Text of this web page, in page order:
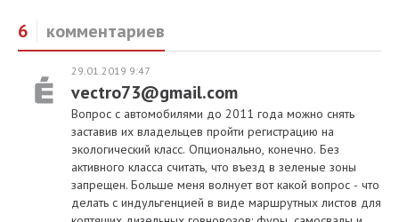
6 комментариев
29.01.2019 9:47
vectro73@gmail.com
Вопрос с автомобилями до 2011 года можно снять
заставив их владельцев пройти регистрацию на
экологический класс. Опционально, конечно. Без
активного класса считать, что въезд в зеленые зоны
запрещен. Больше меня волнует вот какой вопрос - что
делать с индульгенцией в виде маршрутных листов для